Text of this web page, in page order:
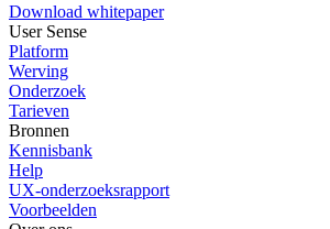
Download whitepaper
User Sense
Platform
Werving
Onderzoek
Tarieven
Bronnen
Kennisbank
Help
UX-onderzoeksrapport
Voorbeelden